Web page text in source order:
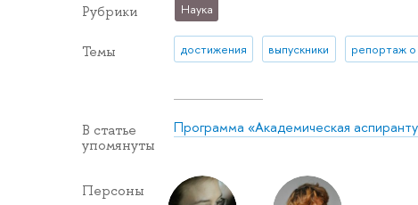
Рубрики Наука
Темы достижения выпускники репортаж
В статье
упомянуты
Программа «Академическая
Персоны